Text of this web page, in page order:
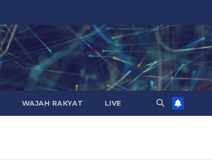
WAJAH RAKYAT LIVE